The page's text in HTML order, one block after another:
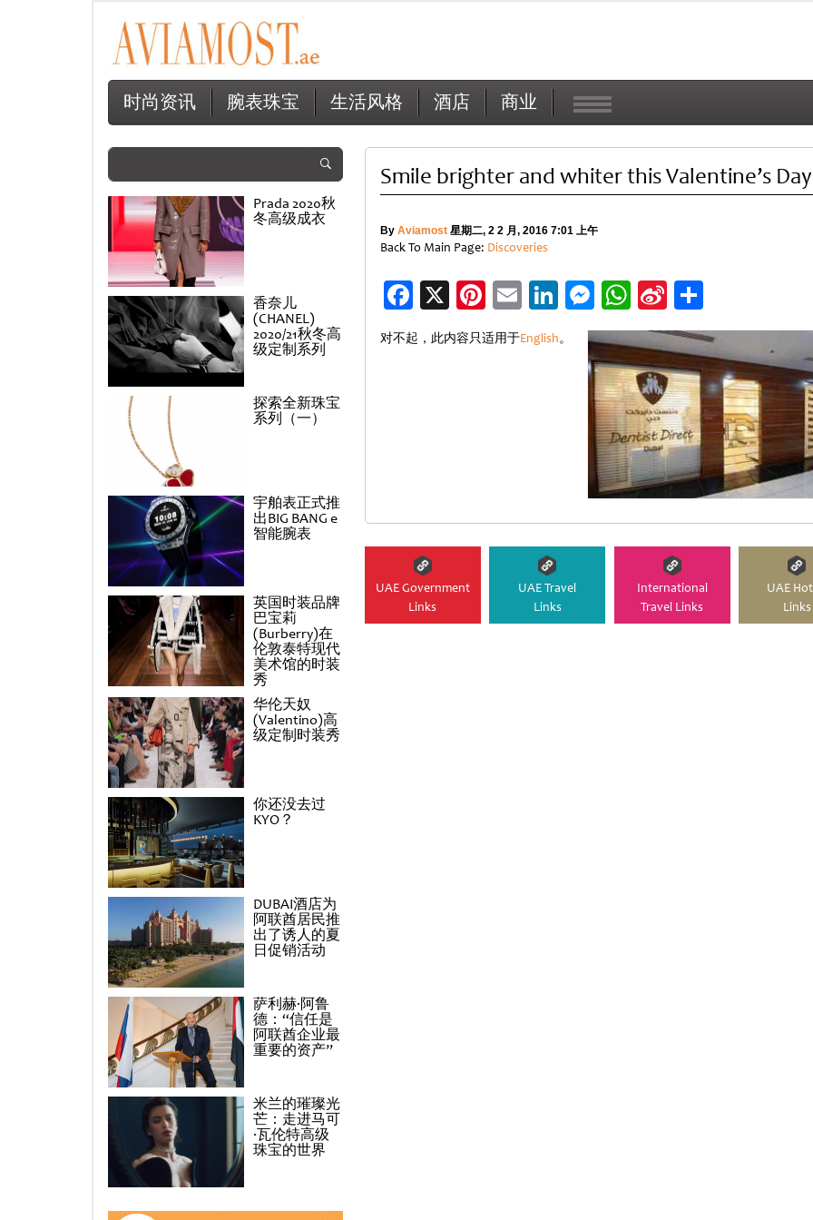
时尚资讯 腕表珠宝 生活风格 酒店 商业
Prada 2020秋
冬高级成衣
香奈儿
(CHANEL)
2020/21秋冬高
级定制系列
探索全新珠宝
系列（一）
宇舶表正式推
出BIG BANG e
智能腕表
英国时装品牌
巴宝莉
(Burberry)在
伦敦泰特现代
美术馆的时装
秀
华伦天奴
(Valentino)高
级定制时装秀
你还没去过
KYO？
DUBAI酒店为
阿联酋居民推
出了诱人的夏
日促销活动
萨利赫·阿鲁
德：“信任是
阿联酋企业最
重要的资产”
米兰的璀璨光
芒：走进马可
·瓦伦特高级
珠宝的世界
Smile brighter and whiter this Valentine’s Day
By Aviamost星期二, 2 2 月, 2016 7:01 上午
Back To Main Page: Discoveries
Facebook
X Pinterest
EmailLinkedIn
Messenger
WhatsApp
Sina
Weibo
分
享
对不起，此内容只适用于English。
UAE Government
Links
UAE Travel
Links
International
Travel Links
UAE
Links